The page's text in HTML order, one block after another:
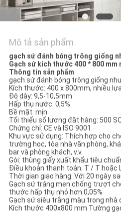
SƠ
ĐỒ
TRANG
WEB
CHÍNH
SÁCH
BẢO
MẬT
Mô tả sản phẩm
gạch sứ đánh bóng trông giống
Gạch sứ kích thước 400 * 800 mm
Thông tin sản phẩm
gạch sứ đánh bóng trông giống
Kích thước: 400 x 800mm, nhiều
Độ dày: 9,5-10,5mm
Hấp thụ nước: 0,5%
Bề mặt: mịn
Tối thiểu số lượng đặt hàng: 500
Chứng chỉ: CE và ISO 9001
Khu vực sử dụng: Thích hợp cho
trường học, tòa nhà văn phòng,
bar và phòng khách, v.v.
Gói: thùng giấy xuất khẩu tiêu
Điều khoản thanh toán: T / T hoặc
Thời gian giao hàng: Với 20 ngày
Gạch sứ tráng men chống trượt
thước hấp thụ nhỏ hơn 0,05%
Gạch sứ siêu trắng màu trong
Kích thước 400x800 mm Tường